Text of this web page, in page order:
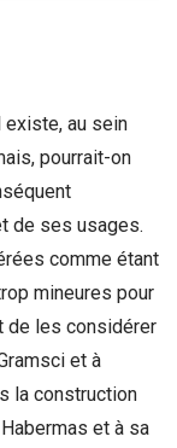
existe, au sein
pourrait-on
de ses usages.
comme étant
mineures pour
de les considérer
et à
la construction
et à sa